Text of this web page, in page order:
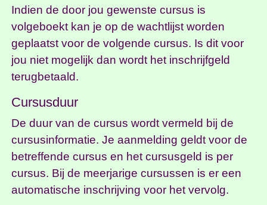
Indien de door jou gewenste cursus is
volgeboekt kan je op de wachtlijst worden
geplaatst voor de volgende cursus. Is dit voor
jou niet mogelijk dan wordt het inschrijfgeld
terugbetaald.
Cursusduur
De duur van de cursus wordt vermeld bij de
cursusinformatie. Je aanmelding geldt voor de
betreffende cursus en het cursusgeld is per
cursus. Bij de meerjarige cursussen is er een
automatische inschrijving voor het vervolg.